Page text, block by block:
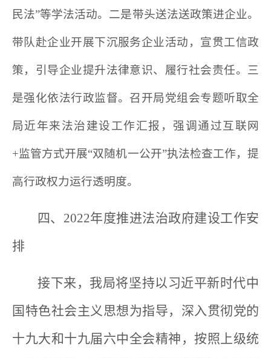
民法”等学法活动。二是带头送法送政策进企业。
带队赴企业开展下沉服务企业活动，宣贯工信政
策，引导企业提升法律意识、履行社会责任。三
是强化依法行政监督。召开局党组会专题听取全
局近年来法治建设工作汇报，强调通过互联网
+监管方式开展“双随机一公开”执法检查工作，提
高行政权力运行透明度。
四、2022年度推进法治政府建设工作安
排
接下来，我局将坚持以习近平新时代中
国特色社会主义思想为指导，深入贯彻党的
十九大和十九届六中全会精神，按照上级统